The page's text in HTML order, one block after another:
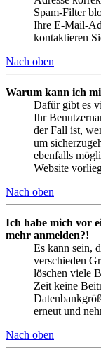
Spam-Filter
Ihre E-Mail-
kontaktieren
Nach oben
Warum kann ich
Dafür gibt es
Ihr
der Fall ist,
um
ebenfalls
Website
Nach oben
Ich habe mich vor
mehr anmelden?!
Es kann sein,
verschieden
löschen viele
Zeit keine
erneut und
Nach oben